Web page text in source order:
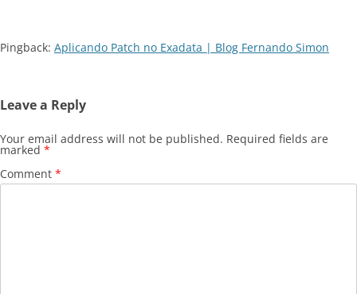
Pingback: Aplicando Patch no Exadata | Blog Fernando Simon
Leave a Reply
Your email address will not be published. Required fields are
marked *
Comment *